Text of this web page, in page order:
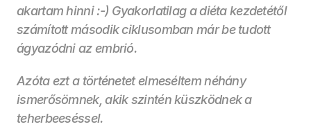
akartam hinni :-) Gyakorlatilag a diéta kezdetétől
számított második ciklusomban már be tudott
ágyazódni az embrió.
Azóta ezt a történetet elmeséltem néhány
ismerősömnek, akik szintén küszködnek a
teherbeeséssel.